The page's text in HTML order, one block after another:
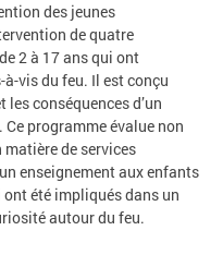
des jeunes
de quatre
2 à 17 ans qui ont
vis du feu. Il est conçu
conséquences d’un
programme évalue non
matière de services
enseignement aux enfants
été impliqués dans un
autour du feu.